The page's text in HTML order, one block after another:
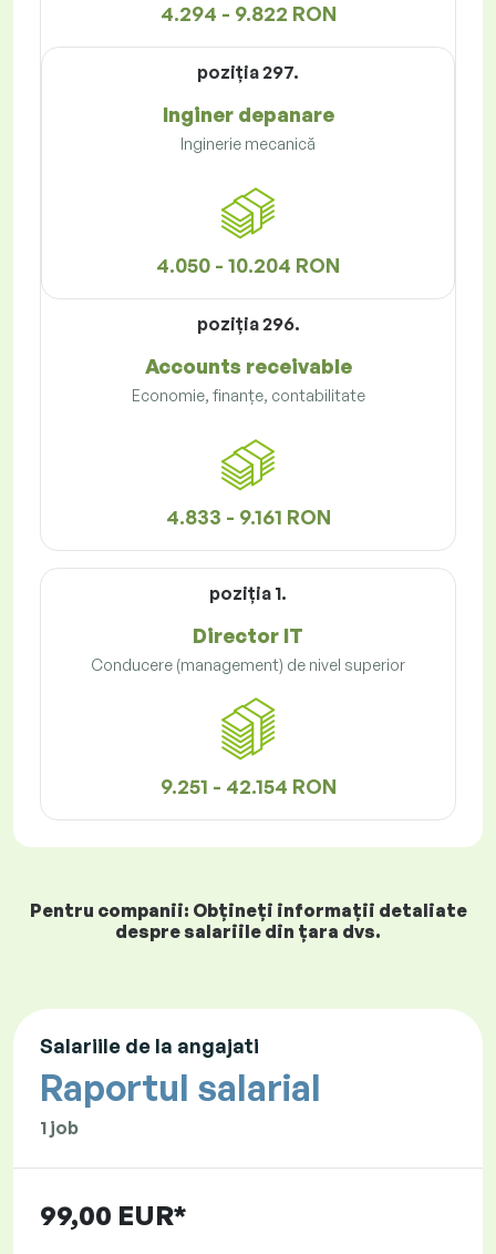
4.294 - 9.822 RON
poziţia 297.
Inginer depanare
Inginerie mecanică
4.050 - 10.204 RON
poziţia 296.
Accounts receivable
Economie, finanțe, contabilitate
4.833 - 9.161 RON
poziţia 1.
Director IT
Conducere (management) de nivel superior
9.251 - 42.154 RON
Pentru companii: Obțineți informații detaliate
despre salariile din țara dvs.
Salariile de la angajati
Raportul salarial
1 job
99,00 EUR*